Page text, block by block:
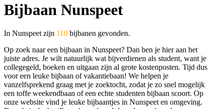
Bijbaan Nunspeet
In Nunspeet zijn 110 bijbanen gevonden.
Op zoek naar een bijbaan in Nunspeet? Dan ben je hier aan het
juiste adres. Je wilt natuurlijk wat bijverdienen als student, want je
collegegeld, boeken en uitgaan zijn al grote kostenposten. Tijd dus
voor een leuke bijbaan of vakantiebaan! We helpen je
vanzelfsprekend graag met je zoektocht, zodat je zo snel mogelijk
een toffe weekendbaan of een echte studenten bijbaan scoort. Op
onze website vind je leuke bijbaantjes in Nunspeet en omgeving.